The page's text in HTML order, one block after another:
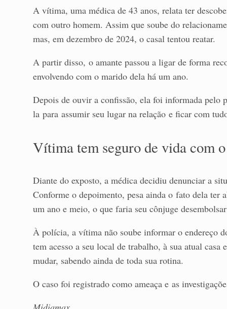
A vítima, uma médica de 43 anos, relata ter
com outro homem. Assim que soube do
mas, em dezembro de 2024, o casal tentou reatar.
A partir disso, o amante passou a ligar de forma
envolvendo com o marido dela há um ano.
Depois de ouvir a confissão, ela foi informada pelo
la para assumir seu lugar na relação e ficar com
Vítima tem seguro de vida com
Diante do exposto, a médica decidiu denunciar a
Conforme o depoimento, pesa ainda o fato dela ter
um ano e meio, o que faria seu cônjuge
À polícia, a vítima não soube informar o endereço
tem acesso a seu local de trabalho, à sua atual
mudar, sabendo ainda de toda sua rotina.
O caso foi registrado como ameaça e as